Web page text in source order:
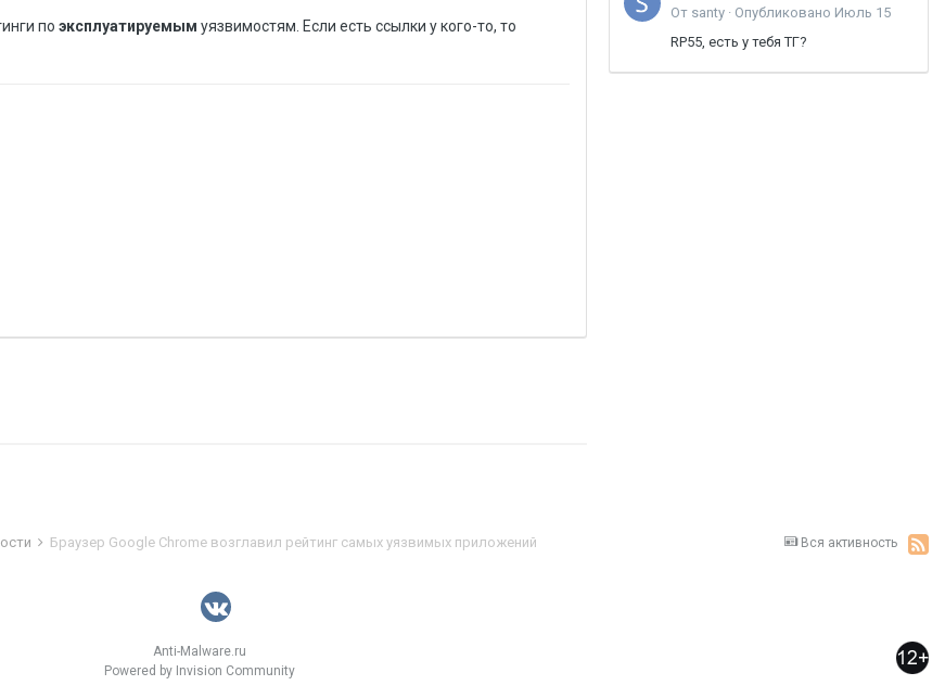
по эксплуатируемым уязвимостям. Если есть ссылки у кого-то, то
От santy · Опубликовано Июль 15
RP55, есть у тебя ТГ?
Вся активность
Браузер Google Chrome возглавил рейтинг самых уязвимых приложений
Anti-Malware.ru
Powered by Invision Community